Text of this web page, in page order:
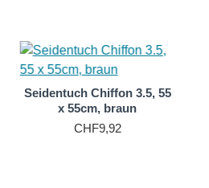
Seidentuch Chiffon 3.5, 55
x 55cm, braun
CHF9,92